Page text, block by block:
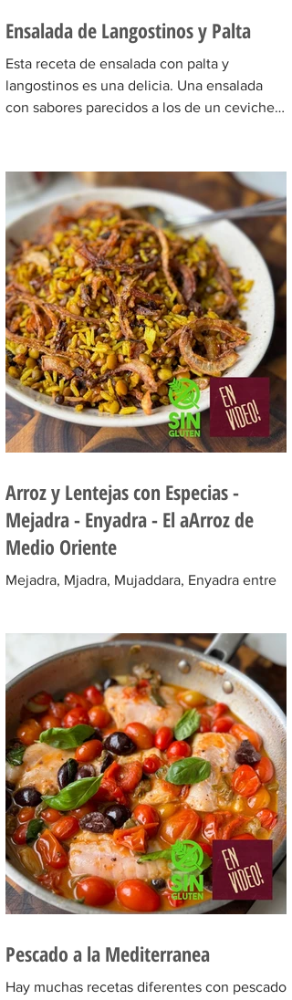
Ensalada de Langostinos y Palta
Esta receta de ensalada con palta y
langostinos es una delicia. Una ensalada
con sabores parecidos a los de un ceviche
Arroz y Lentejas con Especias -
Mejadra - Enyadra - El aArroz de
Medio Oriente
Mejadra, Mjadra, Mujaddara, Enyadra entre
oriente muy fácil de...
Pescado a la Mediterranea
Hay muchas recetas diferentes con pescado